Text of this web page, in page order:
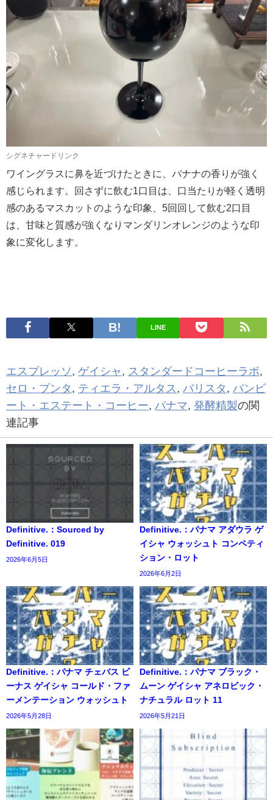
シグネチャードリンク
ワイングラスに鼻を近づけたときに、バナナの香りが強く
感じられます。回さずに飲む1口目は、口当たりが軽く透明
感のあるマスカットのような印象、5回回して飲む2口目
は、甘味と質感が強くなりマンダリンオレンジのような印
象に変化します。
LINE
エスプレッソ, ゲイシャ , スタンダードコーヒーラボ,
セロ・プンタ , ティエラ・アルタス , バリスタ , バンビ
ート・エステート・コーヒー, パナマ, 発酵精製の関
連記事
Definitive.：Sourced by
Definitive. 019
2026年6月5日
Definitive.：パナマ アダウラ ゲ
イシャ ウォッシュト コンペティ
ション・ロット
2026年6月2日
Definitive.：パナマ チェバス ビ
ーナス ゲイシャ コールド・ファ
ーメンテーション ウォッシュト
2026年5月28日
Definitive.：パナマ ブラック・
ムーン ゲイシャ アネロビック・
ナチュラル ロット 11
2026年5月21日